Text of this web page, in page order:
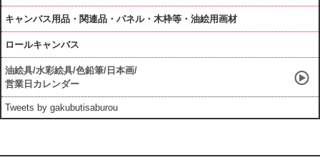
キャンバス用品・関連品・パネル・木枠等・油絵用画材
ロールキャンバス
油絵具/水彩絵具/色鉛筆/日本画/
営業日カレンダー
Tweets by gakubutisaburou